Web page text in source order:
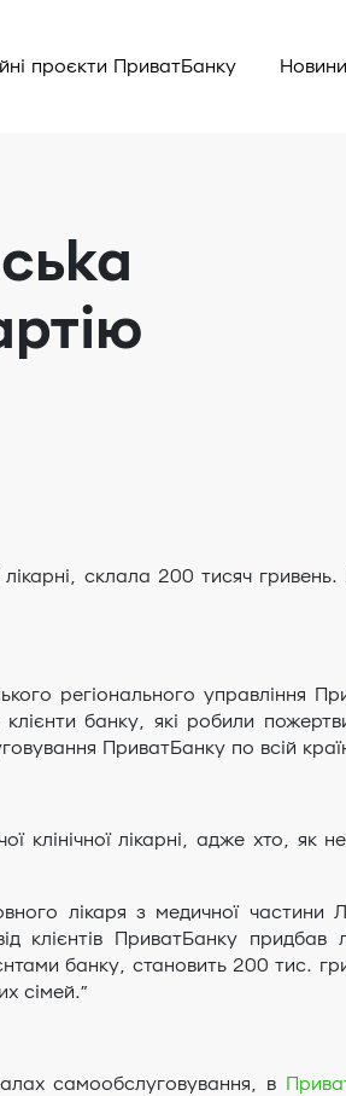
проєкти ПриватБанку Новини
лікарні, склала 200 тисяч
регіонального управління
банку, які робили
ПриватБанку по всій
клінічної лікарні, адже хто, як
лікаря з медичної частини
клієнтів ПриватБанку придбав
банку, становить 200 тис.
сімей.”
самообслуговування, в